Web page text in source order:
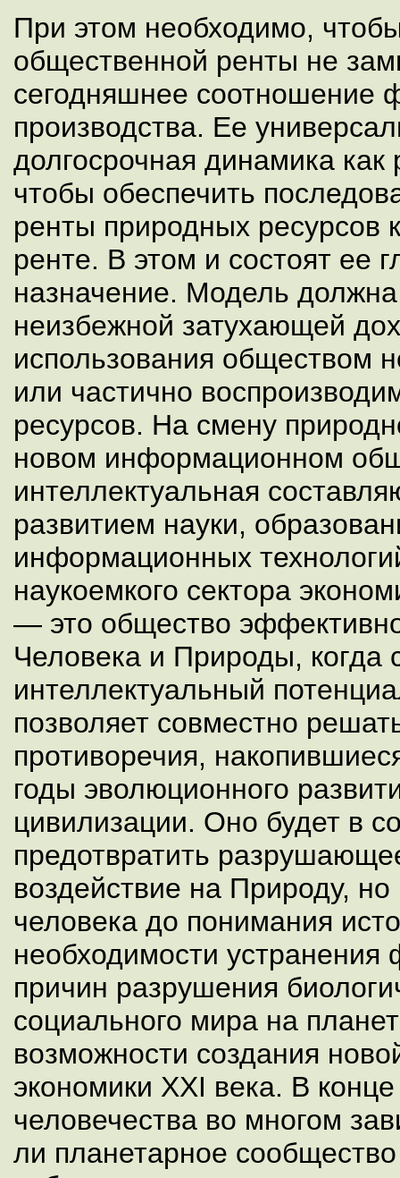
При этом необходимо,
общественной ренты не
сегодняшнее соотношение
производства. Ее
долгосрочная динамика как
чтобы обеспечить
ренты природных ресурсов
ренте. В этом и состоят ее
назначение. Модель должна
неизбежной затухающей
использования обществом
или частично
ресурсов. На смену
новом информационном
интеллектуальная
развитием науки,
информационных
наукоемкого сектора
— это общество
Человека и Природы, когда
интеллектуальный
позволяет совместно
противоречия,
годы эволюционного
цивилизации. Оно будет в
предотвратить
воздействие на Природу,
человека до понимания
необходимости
причин разрушения
социального мира на
возможности создания
экономики XXI века. В
человечества во многом
ли планетарное